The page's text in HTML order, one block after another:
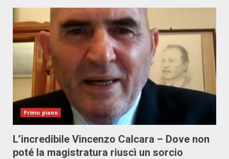
Primo piano
L’incredibile Vincenzo Calcara – Dove non
poté la magistratura riuscì un sorcio